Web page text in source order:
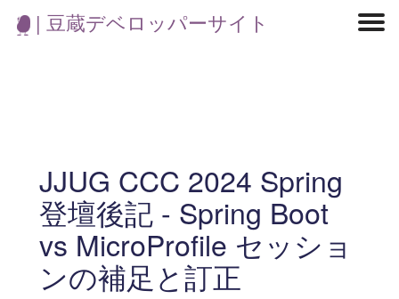
| 豆蔵デベロッパーサイト
JJUG CCC 2024 Spring
登壇後記 - Spring Boot
vs MicroProfile セッショ
ンの補足と訂正